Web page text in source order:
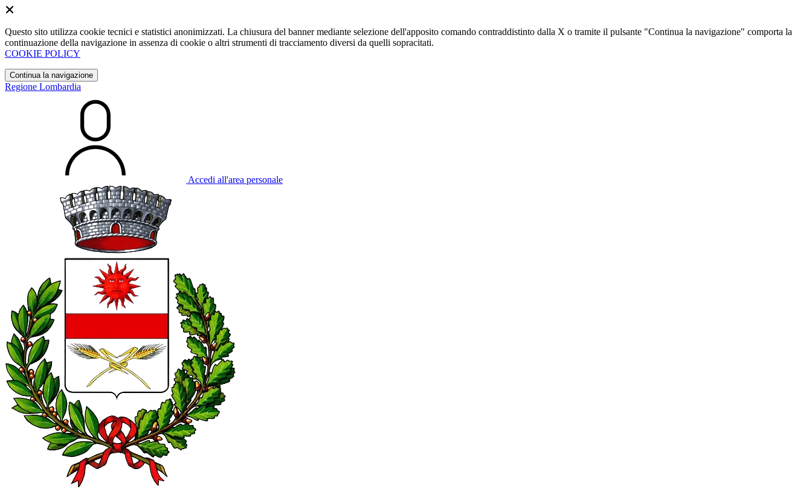
Questo sito utilizza cookie tecnici e statistici anonimizzati. La chiusura del banner mediante selezione dell'apposito comando contraddistinto dalla X o tramite il pulsante "Continua la navigazione" comporta la
continuazione della navigazione in assenza di cookie o altri strumenti di tracciamento diversi da quelli sopracitati.
COOKIE POLICY
Continua la navigazione
Regione Lombardia
Accedi all'area personale